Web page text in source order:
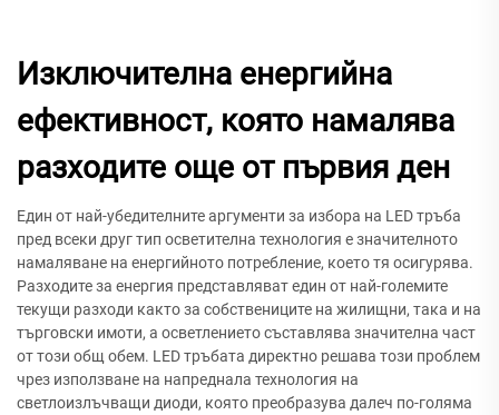
Изключителна енергийна
ефективност, която намалява
разходите още от първия ден
Един от най-убедителните аргументи за избора на LED тръба
пред всеки друг тип осветителна технология е значителното
намаляване на енергийното потребление, което тя осигурява.
Разходите за енергия представляват един от най-големите
текущи разходи както за собствениците на жилищни, така и на
търговски имоти, а осветлението съставлява значителна част
от този общ обем. LED тръбата директно решава този проблем
чрез използване на напреднала технология на
светлоизлъчващи диоди, която преобразува далеч по-голяма